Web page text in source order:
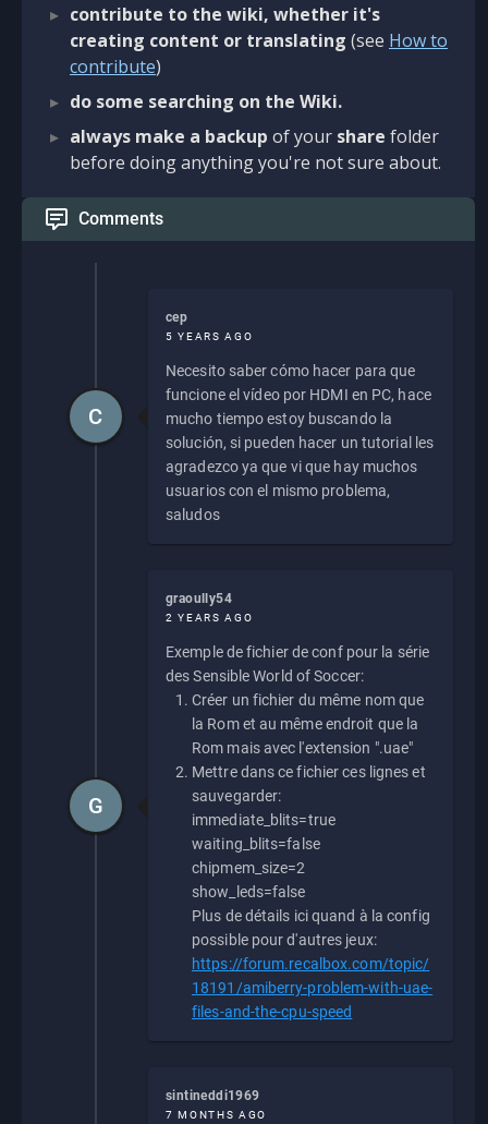
contribute to the wiki, whether it's
creating content or translating (see How to
contribute)
do some searching on the Wiki.
always make a backup of your share folder
before doing anything you're not sure about.
Comments
cep
5 YEARS AGO
Necesito saber cómo hacer para que
funcione el vídeo por HDMI en PC, hace
mucho tiempo estoy buscando la
solución, si pueden hacer un tutorial les
agradezco ya que vi que hay muchos
usuarios con el mismo problema,
saludos
C
graoully54
2 YEARS AGO
Exemple de fichier de conf pour la série
des Sensible World of Soccer:
Créer un fichier du même nom que
la Rom et au même endroit que la
Rom mais avec l'extension ".uae"
Mettre dans ce fichier ces lignes et
sauvegarder:
immediate_blits=true
waiting_blits=false
chipmem_size=2
show_leds=false
Plus de détails ici quand à la config
possible pour d'autres jeux:
https://forum.recalbox.com/topic/
18191/amiberry-problem-with-uae-
files-and-the-cpu-speed
G
sintineddi1969
7 MONTHS AGO